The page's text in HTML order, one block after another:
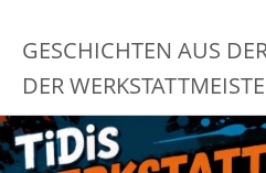
GESCHICHTEN AUS
DER